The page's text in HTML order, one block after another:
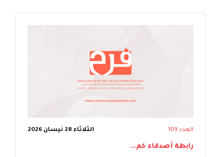
العدد 109 الثلاثاء 28 نيسان 2026
رابطة أصدقاء كم...